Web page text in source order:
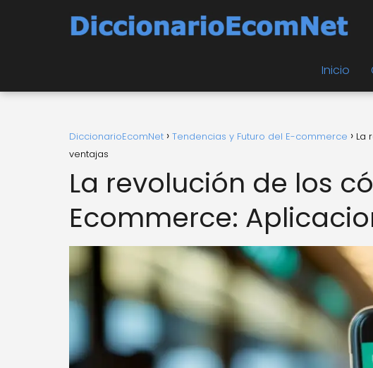
Inicio
DiccionarioEcomNet Tendencias y Futuro del E-commerce
La
ventajas
La revolución de los
Ecommerce: